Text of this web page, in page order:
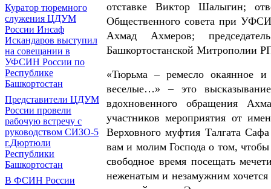
Куратор тюремного
служения ЦДУМ
России Инсаф
Искандаров выступил
на совещании в
УФСИН России по
Республике
Башкортостан
Представители ЦДУМ
России провели
рабочую встречу с
руководством СИЗО-5
г.Дюртюли
Республики
Башкортостан
В ФСИН России
отставке Виктор Шалыгин;
Общественного совета при
Ахмад Ахмеров;
Башкортостанской Митрополии
«Тюрьма – ремесло окаянное
веселые…» – это
вдохновенного обращения
участников мероприятия от
Верховного муфтия Талгата
вам и молим Господа о том,
свободное время посещать
неженатым и незамужним